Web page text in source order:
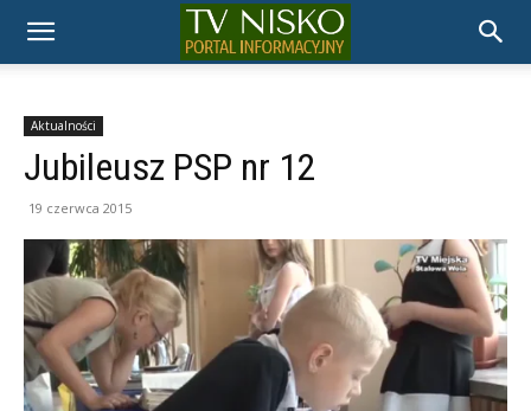
TELEWIZJA
NISKO
Aktualności
Jubileusz PSP nr 12
19 czerwca 2015